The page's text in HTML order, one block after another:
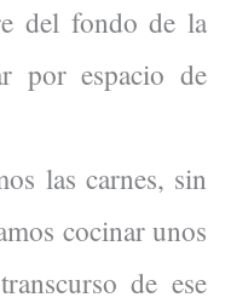
del fondo de la
por espacio de
las carnes, sin
cocinar unos
de ese